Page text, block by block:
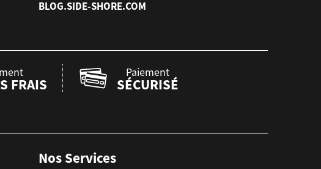
BLOG.SIDE-SHORE.COM
FRAIS
Paiement
SÉCURISÉ
Nos Services